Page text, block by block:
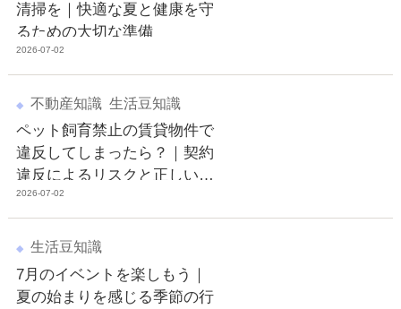
清掃を｜快適な夏と健康を守
るための大切な準備
2026-07-02
不動産知識 生活豆知識
ペット飼育禁止の賃貸物件で
違反してしまったら？｜契約
違反によるリスクと正しい対
応
2026-07-02
生活豆知識
7月のイベントを楽しもう｜
夏の始まりを感じる季節の行